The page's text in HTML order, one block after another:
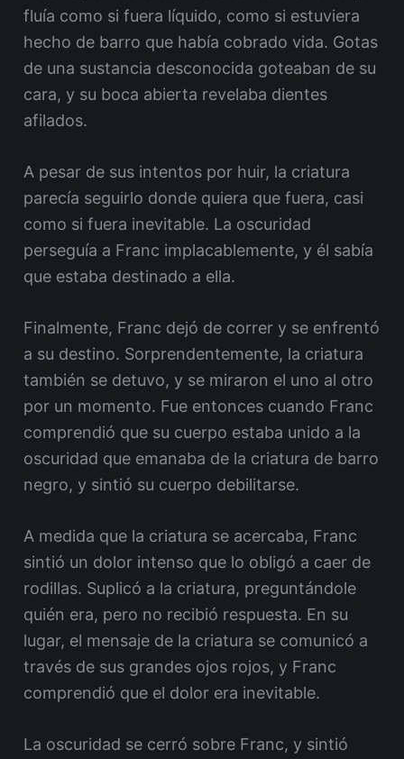
fluía como si fuera líquido, como si estuviera
hecho de barro que había cobrado vida. Gotas
de una sustancia desconocida goteaban de su
cara, y su boca abierta revelaba dientes
afilados.
A pesar de sus intentos por huir, la criatura
parecía seguirlo donde quiera que fuera, casi
como si fuera inevitable. La oscuridad
perseguía a Franc implacablemente, y él sabía
que estaba destinado a ella.
Finalmente, Franc dejó de correr y se enfrentó
a su destino. Sorprendentemente, la criatura
también se detuvo, y se miraron el uno al otro
por un momento. Fue entonces cuando Franc
comprendió que su cuerpo estaba unido a la
oscuridad que emanaba de la criatura de barro
negro, y sintió su cuerpo debilitarse.
A medida que la criatura se acercaba, Franc
sintió un dolor intenso que lo obligó a caer de
rodillas. Suplicó a la criatura, preguntándole
quién era, pero no recibió respuesta. En su
lugar, el mensaje de la criatura se comunicó a
través de sus grandes ojos rojos, y Franc
comprendió que el dolor era inevitable.
La oscuridad se cerró sobre Franc, y sintió